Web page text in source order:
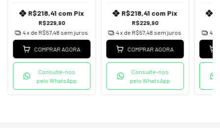
R$229,90
R$218,41 com Pix
4x de R$57,48 sem juros
COMPRAR AGORA
Consulte-nos
pelo WhatsApp
R$229,90
R$218,41 com Pix
4x de R$57,48 sem juros
COMPRAR AGORA
Consulte-nos
pelo WhatsApp
4